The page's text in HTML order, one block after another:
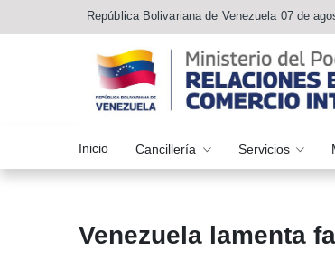
República Bolivariana de Venezuela 07 de
Inicio Cancillería Servicios
Venezuela lamenta